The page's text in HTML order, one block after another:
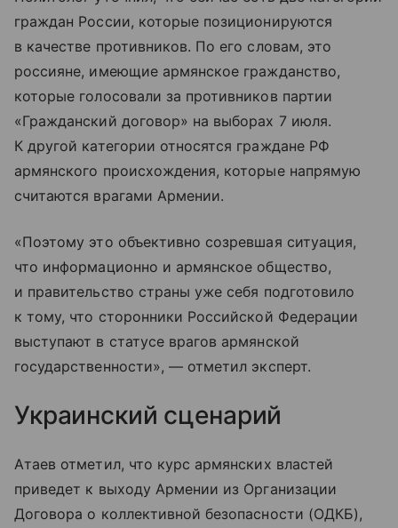
граждан России, которые позиционируются
в качестве противников. По его словам, это
россияне, имеющие армянское гражданство,
которые голосовали за противников партии
«Гражданский договор» на выборах 7 июля.
К другой категории относятся граждане РФ
армянского происхождения, которые напрямую
считаются врагами Армении.
«Поэтому это объективно созревшая ситуация,
что информационно и армянское общество,
и правительство страны уже себя подготовило
к тому, что сторонники Российской Федерации
выступают в статусе врагов армянской
государственности», — отметил эксперт.
Украинский сценарий
Атаев отметил, что курс армянских властей
приведет к выходу Армении из Организации
Договора о коллективной безопасности (ОДКБ),